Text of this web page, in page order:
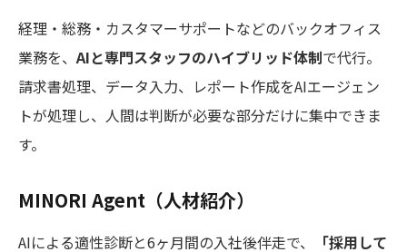
経理・総務・カスタマーサポートなどのバックオフィス
業務を、 AIと専門スタッフのハイブリッド体制で代行。
請求書処理、データ入力、レポート作成をAIエージェン
トが処理し、人間は判断が必要な部分だけに集中できま
す。
MINORI Agent（人材紹介）
AIによる適性診断と6ヶ月間の入社後伴走で、 「採用して